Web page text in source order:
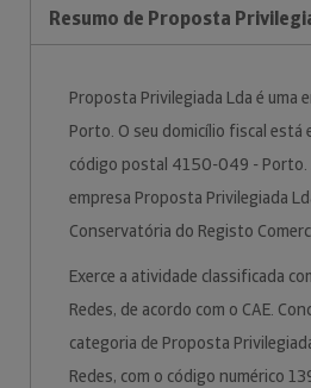
Resumo de Proposta
Proposta Privilegiada Lda é uma
Porto. O seu domicílio fiscal está
código postal 4150-049 - Porto.
empresa Proposta Privilegiada
Conservatória do Registo
Exerce a atividade classificada
Redes, de acordo com o CAE.
categoria de Proposta
Redes, com o código numérico